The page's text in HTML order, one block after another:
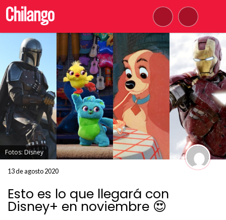
Fotos: Disney
13 de agosto 2020
Esto es lo que llegará con
Disney+ en noviembre 😍